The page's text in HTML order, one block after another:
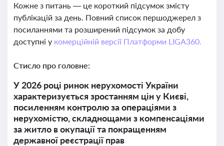
Кожне з питань — це короткий підсумок змісту
публікацій за день. Повний список першоджерел з
посиланнями та розширений підсумок за добу
доступні у комерційній версії Платформи LIGA360.
Стисло про головне:
У 2026 році ринок нерухомості України
характеризується зростанням цін у Києві,
посиленням контролю за операціями з
нерухомістю, складнощами з компенсаціями
за житло в окупації та покращенням
державної реєстрації прав